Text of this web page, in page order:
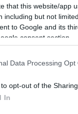
that this website/app
including but not
to Google and its
consent section.
Data Processing Opt
opt-out of the
In
όσο και